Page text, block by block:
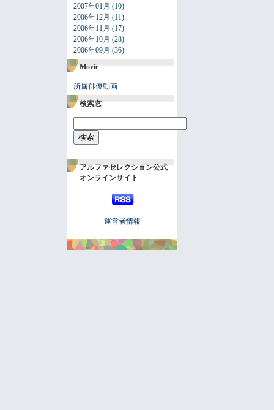
2007年01月 (10)
2006年12月 (11)
2006年11月 (17)
2006年10月 (28)
2006年09月 (36)
Movie
所属俳優動画
検索窓
アルファセレクション公式
オンラインサイト
運営者情報